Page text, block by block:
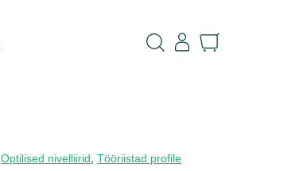
,Optilised nivelliirid ,Tööriistad profile